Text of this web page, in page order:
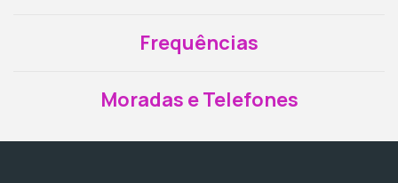
Frequências
Moradas e Telefones